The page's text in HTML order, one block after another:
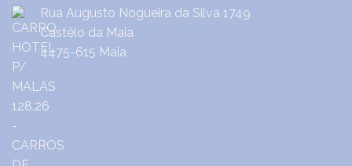
Rua Augusto Nogueira da Silva 1749
Castêlo da Maia
4475-615 Maia